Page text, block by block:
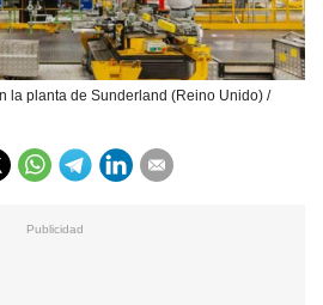
la planta de Sunderland (Reino Unido) /